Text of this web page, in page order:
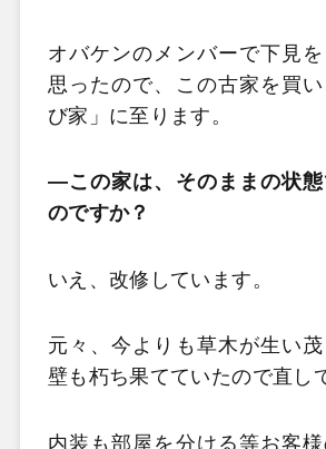
オバケンのメンバーで下見
思ったので、この古家を買
び家」に至ります。
—この家は、そのままの状
のですか？
いえ、改修しています。
元々、今よりも草木が生い
壁も朽ち果てていたので直し
内装も部屋を分ける等お客様